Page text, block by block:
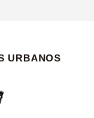
URBANOS